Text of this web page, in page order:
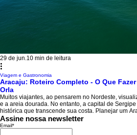
29 de jun.10 min de leitura
Viagem e Gastronomia
Aracaju: Roteiro Completo - O Que
Orla
Muitos viajantes, ao pensarem no Nordeste,
e a areia dourada. No entanto, a capital de
histórica que transcende sua costa. Planejar um
chave para desvendar segredos que vão muito
movimentada Orla de Atalaia. Aracaju é uma
Assine nossa newsletter
Email*